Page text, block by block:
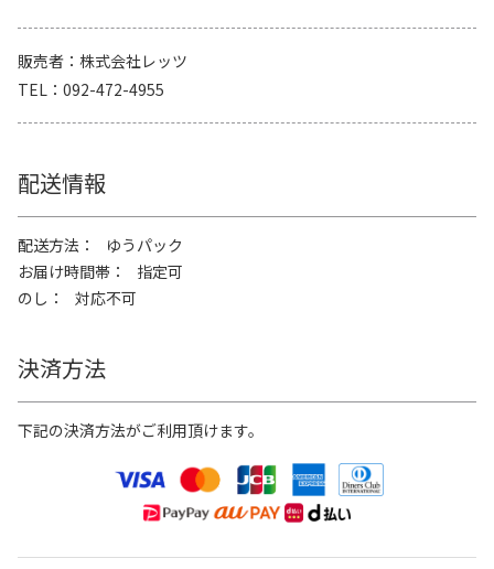
販売者
株式会社レッツ
TEL
092-472-4955
配送情報
配送方法
ゆうパック
お届け時間帯
指定可
のし
対応不可
決済方法
下記の決済方法がご利用頂けます。